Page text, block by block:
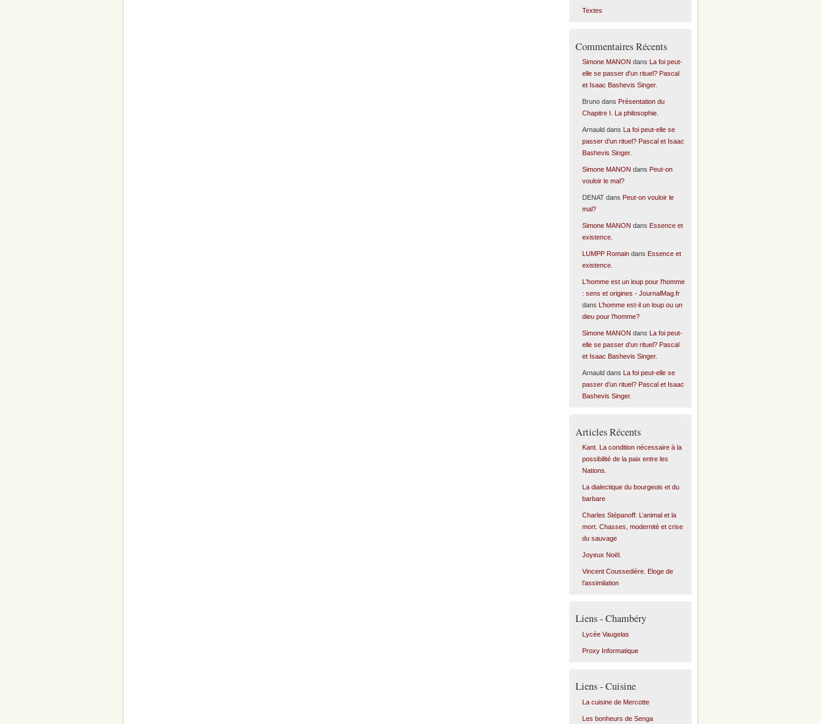
Textes
Commentaires Récents
Simone MANON dans
La foi peut-
elle se passer d’un rituel? Pascal
et Isaac Bashevis Singer.
Brunodans Présentation du
Chapitre I. La philosophie.
Arnauld dans
La foi peut-elle se
passer d’un rituel? Pascal et Isaac
Bashevis Singer.
Simone MANON dans Peut-on
vouloir le mal?
DENATdans Peut-on vouloir le
mal?
Simone MANON dans Essence et
existence.
LUMPP Romaindans Essence et
existence.
L'homme est un loup pour l'homme
: sens et origines - JournalMag.fr
dans
L’homme est-il un loup ou un
dieu pour l’homme?
Simone MANON dans
La foi peut-
elle se passer d’un rituel? Pascal
et Isaac Bashevis Singer.
Arnauld dans
La foi peut-elle se
passer d’un rituel? Pascal et Isaac
Bashevis Singer.
Articles Récents
Kant. La condition nécessaire à la
possibilité de la paix entre les
Nations.
La dialectique du bourgeois et du
barbare
Charles Stépanoff: L’animal et la
mort. Chasses, modernité et crise
du sauvage
Joyeux Noël.
Vincent Coussedière. Eloge de
l’assimilation
Liens - Chambéry
Lycée Vaugelas
Proxy Informatique
Liens - Cuisine
La cuisine de Mercotte
Les bonheurs de Senga